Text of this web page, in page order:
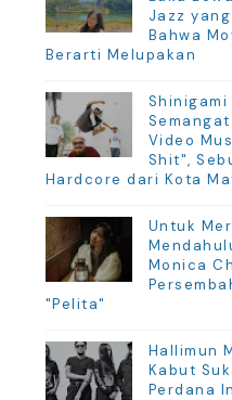
Jazz
Bahwa
Berarti Melupakan
Shinigami
Video
Shit",
Hardcore dari Kota
Untuk
Monica
"Pelita"
Hallimun
Kabut
Perdana